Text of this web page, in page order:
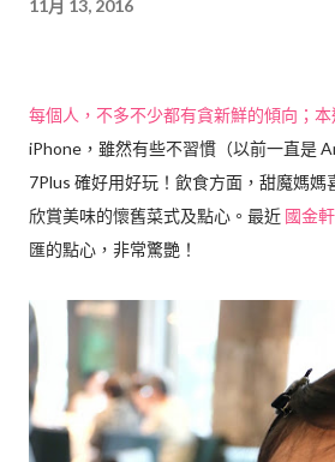
11月 13, 2016
每個人，不多不少都有貪新鮮的傾向；本週終於的起心肝換了
iPhone，雖然有些不習慣（以前一直是
7Plus 確好用好玩！飲食方面，甜魔媽媽
欣賞美味的懷舊菜式及點心。最近 國金軒
匯的點心，非常驚艷！